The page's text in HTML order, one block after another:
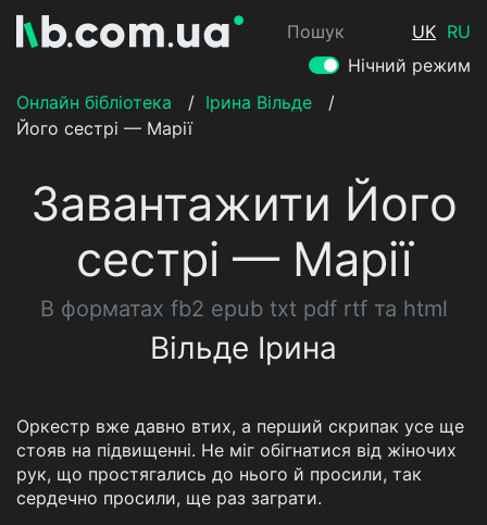
Пошук UK RU
Нічний режим
Онлайн бібліотека
/ Ірина Вільде
/
Його сестрі — Марії
Завантажити Його
сестрі — Марії
В форматах fb2 epub txt pdf rtf та html
Вільде Ірина
Оркестр вже давно втих, а перший скрипак усе ще
стояв на підвищенні. Не міг обігнатися від жіночих
рук, що простягались до нього й просили, так
сердечно просили, ще раз заграти.